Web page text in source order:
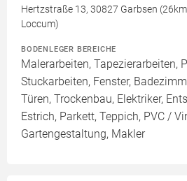
Hertzstraße 13, 30827 Garbsen
Loccum)
BODENLEGER BEREICHE
Malerarbeiten, Tapezierarbeiten,
Stuckarbeiten, Fenster,
Türen, Trockenbau, Elektriker,
Estrich, Parkett, Teppich, PVC /
Gartengestaltung, Makler